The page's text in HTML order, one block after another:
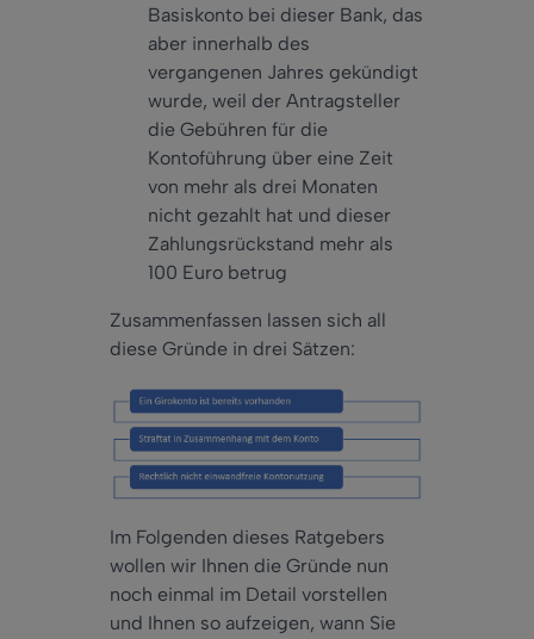
Basiskonto bei dieser Bank, das
aber innerhalb des
vergangenen Jahres gekündigt
wurde, weil der Antragsteller
die Gebühren für die
Kontoführung über eine Zeit
von mehr als drei Monaten
nicht gezahlt hat und dieser
Zahlungsrückstand mehr als
100 Euro betrug
Zusammenfassen lassen sich all
diese Gründe in drei Sätzen:
Im Folgenden dieses Ratgebers
wollen wir Ihnen die Gründe nun
noch einmal im Detail vorstellen
und Ihnen so aufzeigen, wann Sie